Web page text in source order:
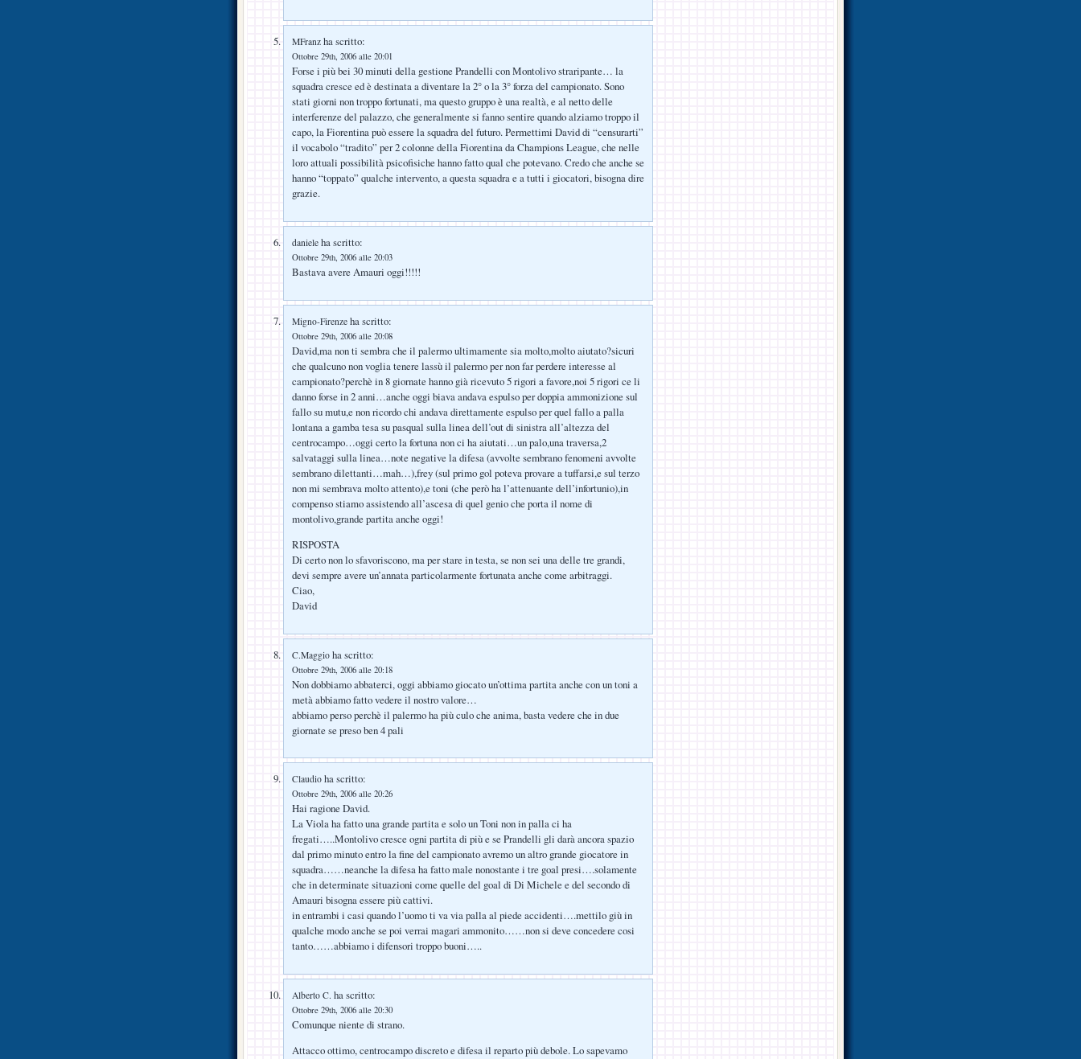
MFranz ha scritto:
Ottobre 29th, 2006 alle 20:01
Forse i più bei 30 minuti della gestione Prandelli con Montolivo straripante… la
squadra cresce ed è destinata a diventare la 2° o la 3° forza del campionato. Sono
stati giorni non troppo fortunati, ma questo gruppo è una realtà, e al netto delle
interferenze del palazzo, che generalmente si fanno sentire quando alziamo troppo il
capo, la Fiorentina può essere la squadra del futuro. Permettimi David di “censurarti”
il vocabolo “tradito” per 2 colonne della Fiorentina da Champions League, che nelle
loro attuali possibilità psicofisiche hanno fatto qual che potevano. Credo che anche se
hanno “toppato” qualche intervento, a questa squadra e a tutti i giocatori, bisogna dire
grazie.
daniele ha scritto:
Ottobre 29th, 2006 alle 20:03
Bastava avere Amauri oggi!!!!!
Migno-Firenze ha scritto:
Ottobre 29th, 2006 alle 20:08
David,ma non ti sembra che il palermo ultimamente sia molto,molto aiutato?sicuri
che qualcuno non voglia tenere lassù il palermo per non far perdere interesse al
campionato?perchè in 8 giornate hanno già ricevuto 5 rigori a favore,noi 5 rigori ce li
danno forse in 2 anni…anche oggi biava andava espulso per doppia ammonizione sul
fallo su mutu,e non ricordo chi andava direttamente espulso per quel fallo a palla
lontana a gamba tesa su pasqual sulla linea dell’out di sinistra all’altezza del
centrocampo…oggi certo la fortuna non ci ha aiutati…un palo,una traversa,2
salvataggi sulla linea…note negative la difesa (avvolte sembrano fenomeni avvolte
sembrano dilettanti…mah…),frey (sul primo gol poteva provare a tuffarsi,e sul terzo
non mi sembrava molto attento),e toni (che però ha l’attenuante dell’infortunio),in
compenso stiamo assistendo all’ascesa di quel genio che porta il nome di
montolivo,grande partita anche oggi!
RISPOSTA
Di certo non lo sfavoriscono, ma per stare in testa, se non sei una delle tre grandi,
devi sempre avere un’annata particolarmente fortunata anche come arbitraggi.
Ciao,
David
C.Maggio ha scritto:
Ottobre 29th, 2006 alle 20:18
Non dobbiamo abbaterci, oggi abbiamo giocato un’ottima partita anche con un toni a
metà abbiamo fatto vedere il nostro valore…
abbiamo perso perchè il palermo ha più culo che anima, basta vedere che in due
giornate se preso ben 4 pali
Claudio ha scritto:
Ottobre 29th, 2006 alle 20:26
Hai ragione David.
La Viola ha fatto una grande partita e solo un Toni non in palla ci ha
fregati…..Montolivo cresce ogni partita di più e se Prandelli gli darà ancora spazio
dal primo minuto entro la fine del campionato avremo un altro grande giocatore in
squadra……neanche la difesa ha fatto male nonostante i tre goal presi….solamente
che in determinate situazioni come quelle del goal di Di Michele e del secondo di
Amauri bisogna essere più cattivi.
in entrambi i casi quando l’uomo ti va via palla al piede accidenti….mettilo giù in
qualche modo anche se poi verrai magari ammonito……non si deve concedere cosi
tanto……abbiamo i difensori troppo buoni…..
Alberto C. ha scritto:
Ottobre 29th, 2006 alle 20:30
Comunque niente di strano.
Attacco ottimo, centrocampo discreto e difesa il reparto più debole. Lo sapevamo